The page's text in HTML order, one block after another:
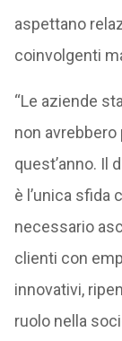
aspettano
coinvolgenti
“Le aziende
non avrebbero
quest’anno. Il
è l’unica sfida
necessario
clienti con
innovativi,
ruolo nella